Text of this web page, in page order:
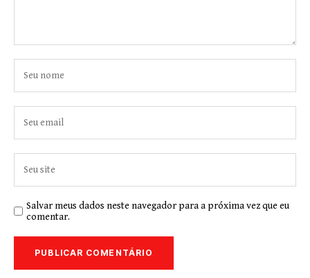
Salvar meus dados neste navegador para a próxima vez que eu
comentar.